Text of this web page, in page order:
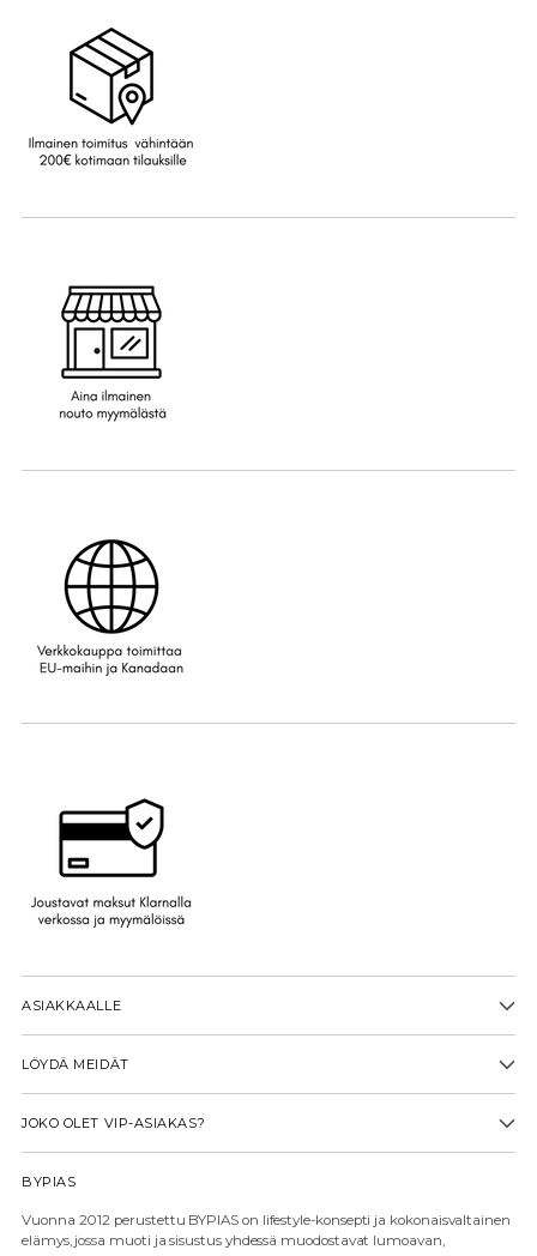
ASIAKKAALLE
LÖYDÄ MEIDÄT
JOKO OLET VIP-ASIAKAS?
BYPIAS
Vuonna 2012 perustettu BYPIAS on lifestyle-konsepti ja kokonaisvaltainen
elämys, jossa muoti ja sisustus yhdessä muodostavat lumoavan,